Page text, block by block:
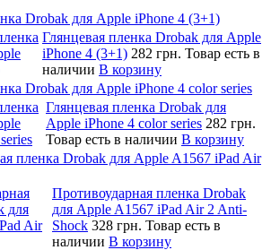
Drobak для Apple iPhone 4 (3+1)
Глянцевая пленка Drobak для Apple
iPhone 4 (3+1) 282 грн. Товар есть в
наличии В корзину
Drobak для Apple iPhone 4 color series
Глянцевая пленка Drobak для
Apple iPhone 4 color series 282 грн.
Товар есть в наличии В корзину
пленка Drobak для Apple A1567 iPad Air
Противоударная пленка Drobak
для Apple A1567 iPad Air 2 Anti-
Shock 328 грн. Товар есть в
наличии В корзину